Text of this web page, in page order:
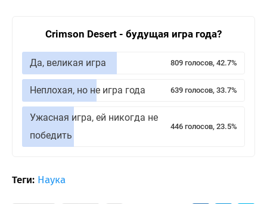
Crimson Desert - будущая игра года?
Да, великая игра 809 голосов, 42.7%
Неплохая, но не игра года 639 голосов, 33.7%
Ужасная игра, ей никогда не
победить
446 голосов, 23.5%
Теги: Наука